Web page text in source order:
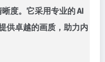
度。它采用专业的 AI
供卓越的画质，助力内